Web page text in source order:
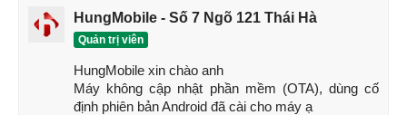
khúc flagship nhỏ gọn.
1.3 Đánh giá hiệu năng Xiaomi 15
Hiệu năng Xiaomi 15 thuộc top đầu thế giới Android với
Snapdragon 8 Elite 3nm – vi xử lý mạnh mẽ nhất năm 2025.
HungMobile - Số 7 Ngõ 121 Thái Hà
Quản trị viên
HungMobile xin chào anh
Máy không cập nhật phần mềm (OTA), dùng cố
định phiên bản Android đã cài cho máy ạ